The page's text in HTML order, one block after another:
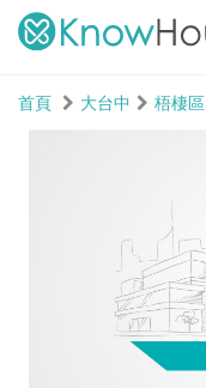
首頁
大台中 梧棲區